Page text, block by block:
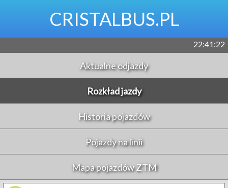
CRISTALBUS.PL
22:41:22
Aktualne odjazdy
Rozkład jazdy
Historia pojazdów
Pojazdy na linii
Mapa pojazdów ZTM